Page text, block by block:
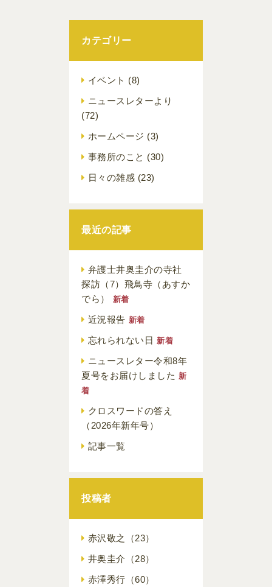
カテゴリー
イベント (8)
ニュースレターより
(72)
ホームページ (3)
事務所のこと (30)
日々の雑感 (23)
最近の記事
弁護士井奥圭介の寺社
探訪（7）飛鳥寺（あすか
でら）
新着
近況報告 新着
忘れられない日 新着
ニュースレター令和8年
夏号をお届けしました 新
着
クロスワードの答え
（2026年新年号）
記事一覧
投稿者
赤沢敬之 （23）
井奥圭介 （28）
赤澤秀行 （60）